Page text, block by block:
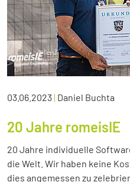
03.06.2023| Daniel Buchta
20 Jahre romeisIE
20 Jahre individuelle
die Welt. Wir haben keine
dies angemessen zu